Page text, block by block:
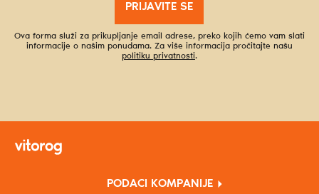
PRIJAVITE SE
Ova forma služi za prikupljanje email adrese, preko kojih ćemo vam slati
informacije o našim ponudama. Za više informacija pročitajte našu
politiku privatnosti.
PODACI KOMPANIJE